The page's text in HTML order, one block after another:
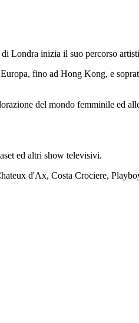
Londra inizia il suo percorso
fino ad Hong Kong, e
del mondo femminile ed
ed altri show televisivi.
d'Ax, Costa Crociere,